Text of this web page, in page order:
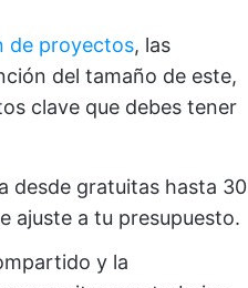
de proyectos, las
del tamaño de este,
clave que debes tener
desde gratuitas hasta 30
ajuste a tu presupuesto.
y la